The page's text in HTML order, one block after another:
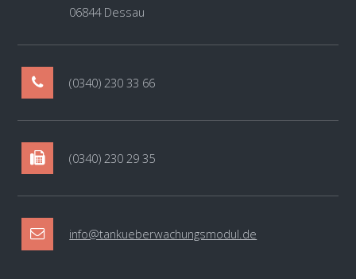
06844 Dessau
(0340) 230 33 66
(0340) 230 29 35
info@tankueberwachungsmodul.de